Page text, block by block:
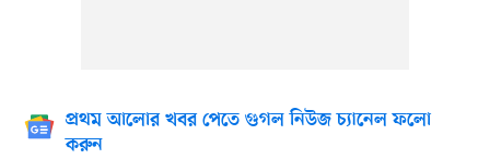
প্রথম আলোর খবর পেতে গুগল নিউজ চ্যানেল ফলো
করুন